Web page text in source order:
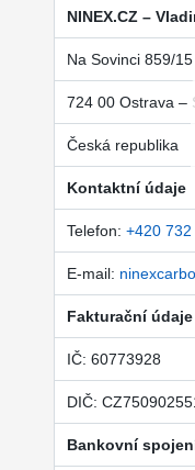
NINEX.CZ –
Na Sovinci 859/15
724 00 Ostrava –
Česká republika
Kontaktní údaje
Telefon: +420
E-mail:
Fakturační údaje
IČ: 60773928
DIČ:
Bankovní